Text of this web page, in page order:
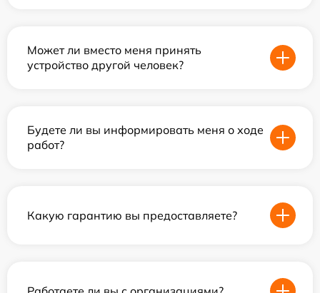
Может ли вместо меня принять
устройство другой человек?
Будете ли вы информировать меня о ходе
работ?
Какую гарантию вы предоставляете?